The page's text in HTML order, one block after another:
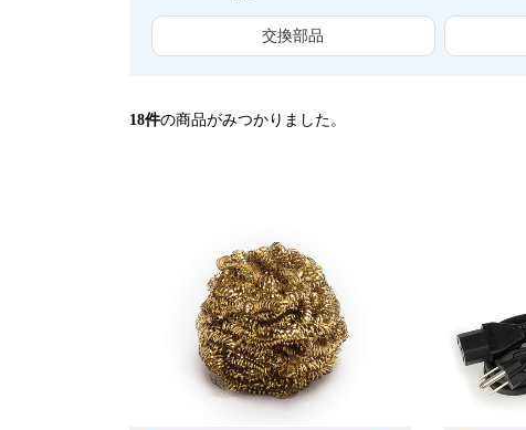
交換部品
18件の商品がみつかりました。